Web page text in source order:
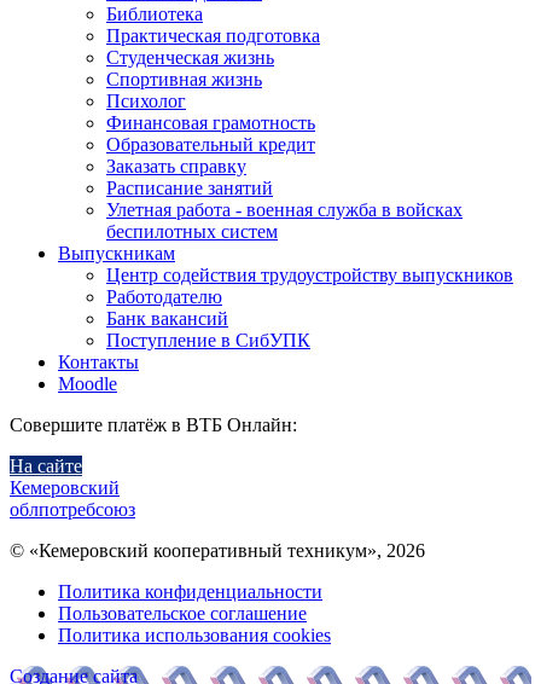
Библиотека
Практическая подготовка
Студенческая жизнь
Спортивная жизнь
Психолог
Финансовая грамотность
Образовательный кредит
Заказать справку
Расписание занятий
Улетная работа - военная служба в войсках
беспилотных систем
Выпускникам
Центр содействия трудоустройству выпускников
Работодателю
Банк вакансий
Поступление в СибУПК
Контакты
Moodle
Совершите платёж в ВТБ Онлайн:
На сайте
Кемеровский
облпотребсоюз
© «Кемеровский кооперативный техникум», 2026
Политика конфиденциальности
Пользовательское соглашение
Политика использования cookies
Создание сайта